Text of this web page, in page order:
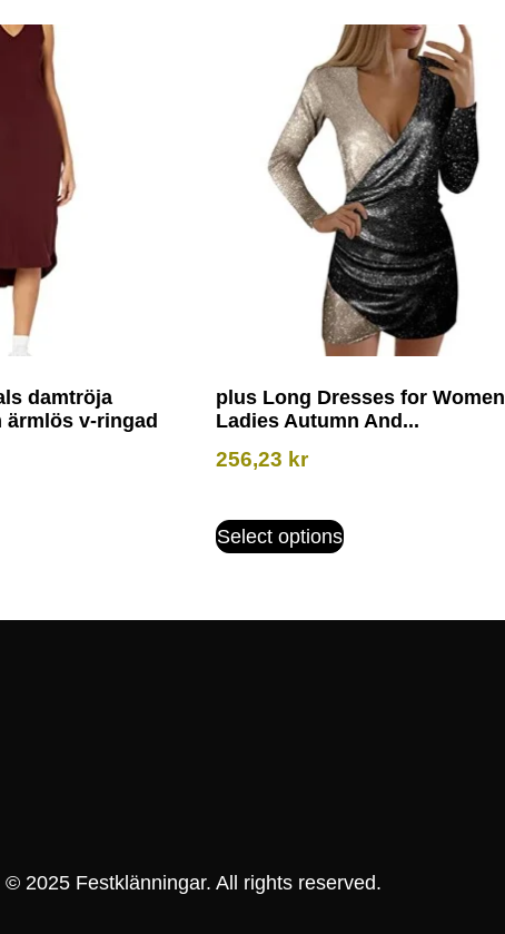
damtröja
v-ringad
plus Long Dresses for Women
Ladies Autumn And...
256,23 kr
Select options
© 2025 Festklänningar. All rights reserved.